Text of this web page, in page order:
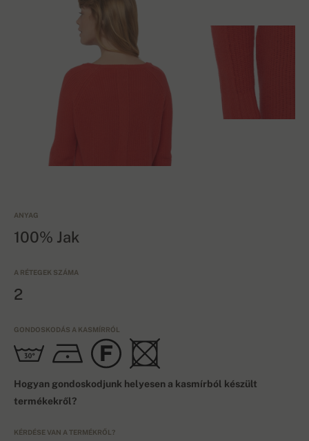
ANYAG
100% Jak
A RÉTEGEK SZÁMA
2
GONDOSKODÁS A KASMÍRRÓL
Hogyan gondoskodjunk helyesen a kasmírból készült
termékekről?
KÉRDÉSE VAN A TERMÉKRŐL?